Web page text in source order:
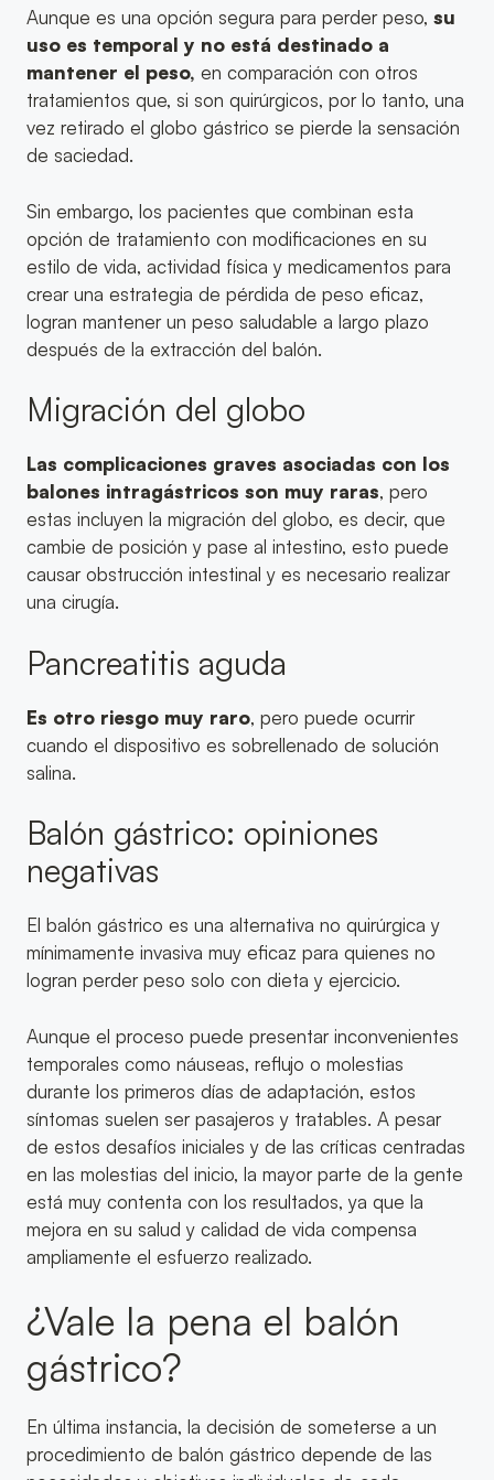
Aunque es una opción segura para perder peso, su
uso es temporal y no está destinado a
mantener el peso, en comparación con otros
tratamientos que, si son quirúrgicos, por lo tanto, una
vez retirado el globo gástrico se pierde la sensación
de saciedad.
Sin embargo, los pacientes que combinan esta
opción de tratamiento con modificaciones en su
estilo de vida, actividad física y medicamentos para
crear una estrategia de pérdida de peso eficaz,
logran mantener un peso saludable a largo plazo
después de la extracción del balón.
Migración del globo
Las complicaciones graves asociadas con los
balones intragástricos son muy raras, pero
estas incluyen la migración del globo, es decir, que
cambie de posición y pase al intestino, esto puede
causar obstrucción intestinal y es necesario realizar
una cirugía.
Pancreatitis aguda
Es otro riesgo muy raro, pero puede ocurrir
cuando el dispositivo es sobrellenado de solución
salina.
Balón gástrico: opiniones
negativas
El balón gástrico es una alternativa no quirúrgica y
mínimamente invasiva muy eficaz para quienes no
logran perder peso solo con dieta y ejercicio.
Aunque el proceso puede presentar inconvenientes
temporales como náuseas, reflujo o molestias
durante los primeros días de adaptación, estos
síntomas suelen ser pasajeros y tratables. A pesar
de estos desafíos iniciales y de las críticas centradas
en las molestias del inicio, la mayor parte de la gente
está muy contenta con los resultados, ya que la
mejora en su salud y calidad de vida compensa
ampliamente el esfuerzo realizado.
¿Vale la pena el balón
gástrico?
En última instancia, la decisión de someterse a un
procedimiento de balón gástrico depende de las